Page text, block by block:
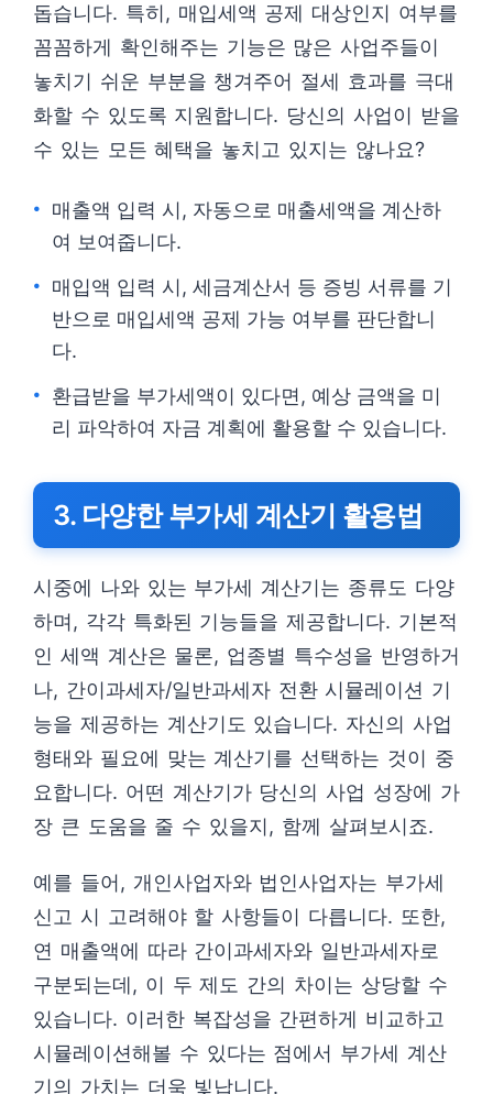
돕습니다. 특히, 매입세액 공제 대상인지 여부를
꼼꼼하게 확인해주는 기능은 많은 사업주들이
놓치기 쉬운 부분을 챙겨주어 절세 효과를 극대
화할 수 있도록 지원합니다. 당신의 사업이 받을
수 있는 모든 혜택을 놓치고 있지는 않나요?
매출액 입력 시, 자동으로 매출세액을 계산하
여 보여줍니다.
매입액 입력 시, 세금계산서 등 증빙 서류를 기
반으로 매입세액 공제 가능 여부를 판단합니
다.
환급받을 부가세액이 있다면, 예상 금액을 미
리 파악하여 자금 계획에 활용할 수 있습니다.
3. 다양한 부가세 계산기 활용법
시중에 나와 있는 부가세 계산기는 종류도 다양
하며, 각각 특화된 기능들을 제공합니다. 기본적
인 세액 계산은 물론, 업종별 특수성을 반영하거
나, 간이과세자/일반과세자 전환 시뮬레이션 기
능을 제공하는 계산기도 있습니다. 자신의 사업
형태와 필요에 맞는 계산기를 선택하는 것이 중
요합니다. 어떤 계산기가 당신의 사업 성장에 가
장 큰 도움을 줄 수 있을지, 함께 살펴보시죠.
예를 들어, 개인사업자와 법인사업자는 부가세
신고 시 고려해야 할 사항들이 다릅니다. 또한,
연 매출액에 따라 간이과세자와 일반과세자로
구분되는데, 이 두 제도 간의 차이는 상당할 수
있습니다. 이러한 복잡성을 간편하게 비교하고
시뮬레이션해볼 수 있다는 점에서 부가세 계산
기의 가치는 더욱 빛납니다.